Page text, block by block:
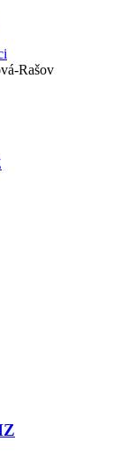
Rašov